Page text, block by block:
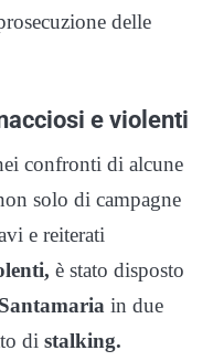
delle
e violenti
confronti di alcune
solo di campagne
e reiterati
è stato disposto
in due
di stalking.